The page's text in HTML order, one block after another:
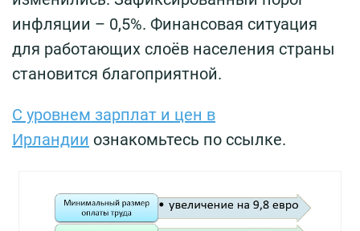
инфляции – 0,5%. Финансовая ситуация
для работающих слоёв населения страны
становится благоприятной.
С уровнем зарплат и цен в
Ирландии ознакомьтесь по ссылке.